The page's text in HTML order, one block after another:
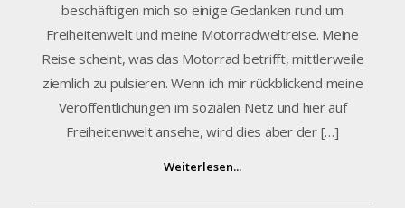
beschäftigen mich so einige Gedanken rund um
Freiheitenwelt und meine Motorradweltreise. Meine
Reise scheint, was das Motorrad betrifft, mittlerweile
ziemlich zu pulsieren. Wenn ich mir rückblickend meine
Veröffentlichungen im sozialen Netz und hier auf
Freiheitenwelt ansehe, wird dies aber der […]
Weiterlesen...